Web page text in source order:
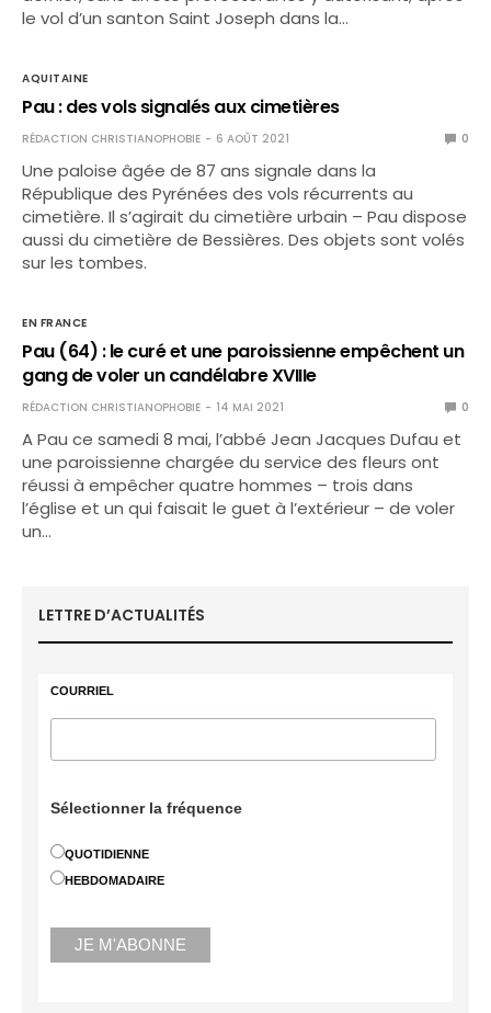
le vol d’un santon Saint Joseph dans la…
AQUITAINE
Pau : des vols signalés aux cimetières
RÉDACTION CHRISTIANOPHOBIE 6 AOÛT 2021 0
Une paloise âgée de 87 ans signale dans la
République des Pyrénées des vols récurrents au
cimetière. Il s’agirait du cimetière urbain – Pau dispose
aussi du cimetière de Bessières. Des objets sont volés
sur les tombes.
EN FRANCE
Pau (64) : le curé et une paroissienne empêchent un
gang de voler un candélabre XVIIIe
RÉDACTION CHRISTIANOPHOBIE 14 MAI 2021 0
A Pau ce samedi 8 mai, l’abbé Jean Jacques Dufau et
une paroissienne chargée du service des fleurs ont
réussi à empêcher quatre hommes – trois dans
l’église et un qui faisait le guet à l’extérieur – de voler
un…
LETTRE D’ACTUALITÉS
COURRIEL
Sélectionner la fréquence
QUOTIDIENNE
HEBDOMADAIRE